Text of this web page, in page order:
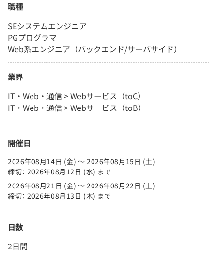
職種
SEシステムエンジニア
PGプログラマ
Web系エンジニア（バックエンド/サーバサイド）
業界
IT・Web・通信 > Webサービス（toC）
IT・Web・通信 > Webサービス（toB）
開催日
2026年08月14日 (金) 〜 2026年08月15日 (土)
締切： 2026年08月12日 (水) まで
2026年08月21日 (金) 〜 2026年08月22日 (土)
締切： 2026年08月13日 (木) まで
日数
2日間